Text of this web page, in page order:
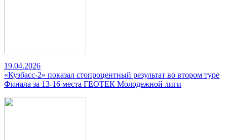
19.04.2026
«Кузбасс-2» показал стопроцентный результат во втором туре
Финала за 13-16 места ГЕОТЕК Молодежной лиги